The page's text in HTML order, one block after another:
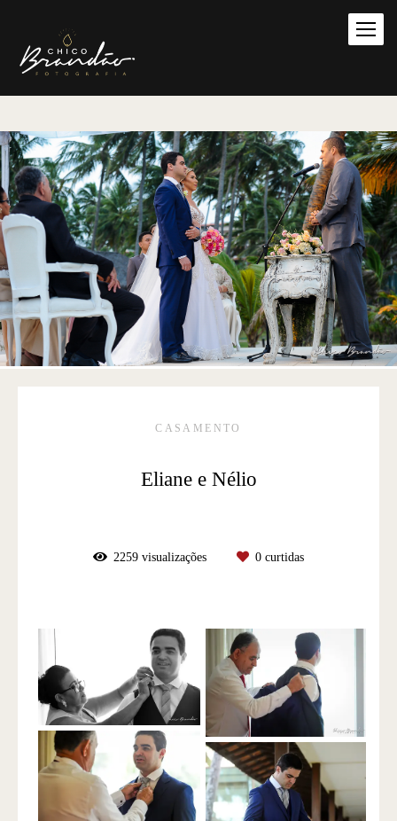
CASAMENTO
Eliane e Nélio
2259 visualizações 0 curtidas